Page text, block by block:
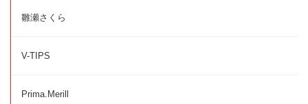
雛瀬さくら
V-TIPS
Prima.Merill